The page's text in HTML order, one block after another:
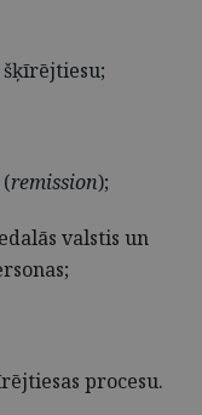
remission);
valstis un
procesu.